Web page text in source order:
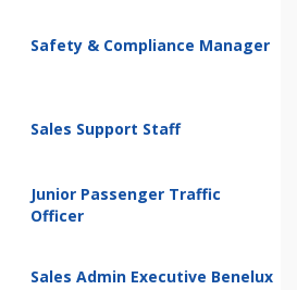
Safety & Compliance Manager
Sales Support Staff
Junior Passenger Traffic
Officer
Sales Admin Executive Benelux